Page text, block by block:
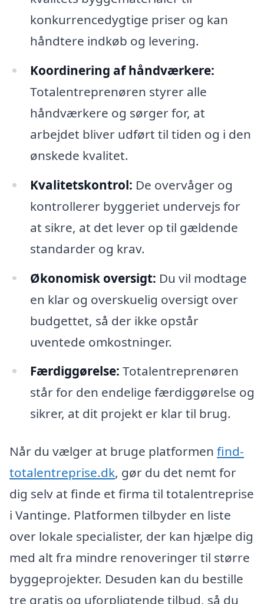
konkurrencedygtige priser og kan
håndtere indkøb og levering.
Koordinering af håndværkere:
Totalentreprenøren styrer alle
håndværkere og sørger for, at
arbejdet bliver udført til tiden og i den
ønskede kvalitet.
Kvalitetskontrol: De overvåger og
kontrollerer byggeriet undervejs for
at sikre, at det lever op til gældende
standarder og krav.
Økonomisk oversigt: Du vil modtage
en klar og overskuelig oversigt over
budgettet, så der ikke opstår
uventede omkostninger.
Færdiggørelse: Totalentreprenøren
står for den endelige færdiggørelse og
sikrer, at dit projekt er klar til brug.
Når du vælger at bruge platformen find-
totalentreprise.dk, gør du det nemt for
dig selv at finde et firma til totalentreprise
i Vantinge. Platformen tilbyder en liste
over lokale specialister, der kan hjælpe dig
med alt fra mindre renoveringer til større
byggeprojekter. Desuden kan du bestille
tre gratis og uforpligtende tilbud, så du